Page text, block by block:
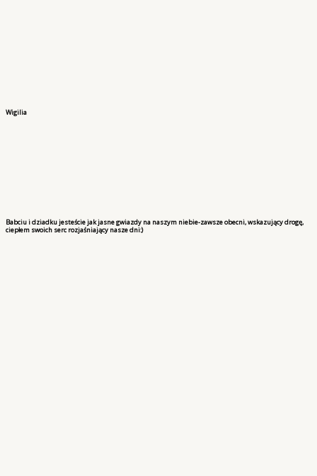
Wigilia
Babciu i dziadku jesteście jak jasne gwiazdy na naszym niebie-zawsze obecni, wskazujący drogę,
ciepłem swoich serc rozjaśniający nasze dni:)